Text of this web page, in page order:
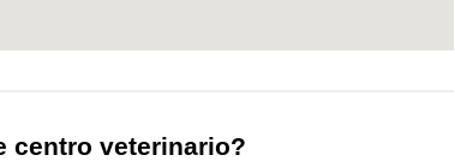
centro veterinario?